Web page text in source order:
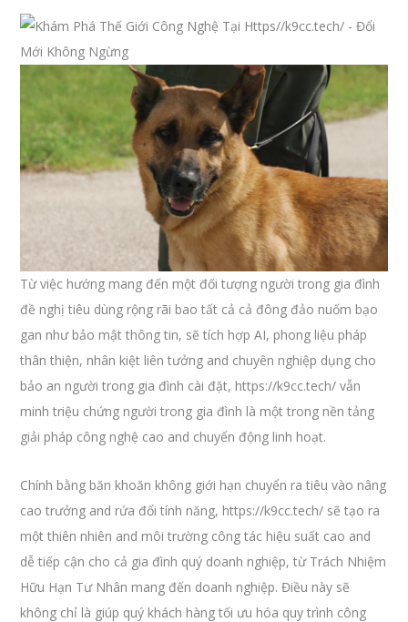
Từ việc hướng mang đến một đối tượng người trong gia đình
đề nghị tiêu dùng rộng rãi bao tất cả cả đông đảo nuốm bạo
gan như bảo mật thông tin, sẽ tích hợp AI, phong liệu pháp
thân thiện, nhân kiệt liên tưởng and chuyên nghiệp dụng cho
bảo an người trong gia đình cài đặt, https://k9cc.tech/ vẫn
minh triệu chứng người trong gia đình là một trong nền tảng
giải pháp công nghệ cao and chuyển động linh hoạt.
Chính bằng băn khoăn không giới hạn chuyển ra tiêu vào nâng
cao trưởng and rứa đổi tính năng, https://k9cc.tech/ sẽ tạo ra
một thiên nhiên and môi trường công tác hiệu suất cao and
dễ tiếp cận cho cả gia đình quý doanh nghiệp, từ Trách Nhiệm
Hữu Hạn Tư Nhân mang đến doanh nghiệp. Điều này sẽ
không chỉ là giúp quý khách hàng tối ưu hóa quy trình công